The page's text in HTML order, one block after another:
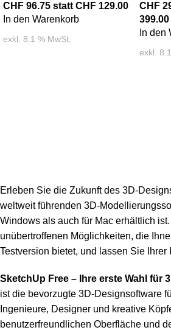
CHF 96.75 statt CHF 129.00
In den Warenkorb
exkl. 8.1 % MwSt.
CHF
399.00
In den
exkl.
Erleben Sie die Zukunft des 3D-
weltweit führenden 3D-
Windows als auch für Mac erhältlich
unübertroffenen Möglichkeiten, die
Testversion bietet, und lassen Sie Ihrer
SketchUp Free – Ihre erste Wahl für
ist die bevorzugte 3D-Designsoftware
Ingenieure, Designer und kreative
benutzerfreundlichen Oberfläche und